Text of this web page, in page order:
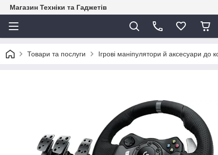
Магазин Техніки та Гаджетів
Товари та послуги Ігрові маніпулятори й аксесуари до